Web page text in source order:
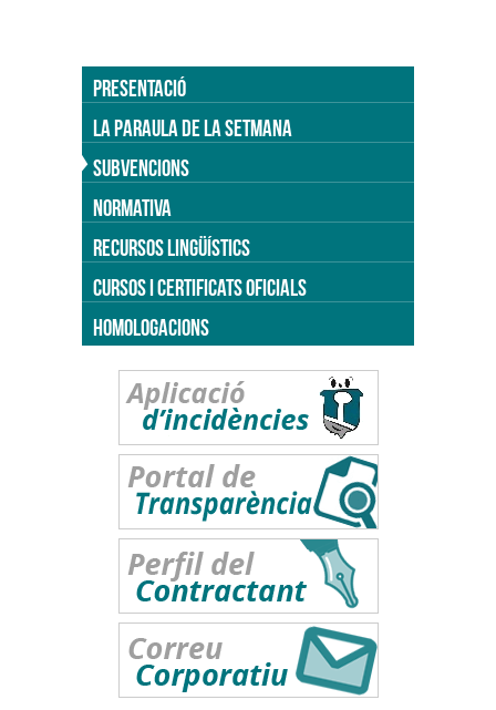
PRESENTACIÓ
LA PARAULA DE LA SETMANA
SUBVENCIONS
NORMATIVA
RECURSOS LINGÜÍSTICS
CURSOS I CERTIFICATS OFICIALS
HOMOLOGACIONS